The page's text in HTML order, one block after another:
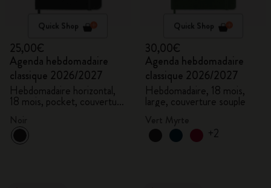
Quick Shop
25,00€
Agenda hebdomadaire
classique 2026/2027
Hebdomadaire horizontal,
18 mois, pocket, couverture
Quick Shop
30,00€
Agenda hebdomadaire
classique 2026/2027
Hebdomadaire, 18 mois,
large, couverture souple
+2